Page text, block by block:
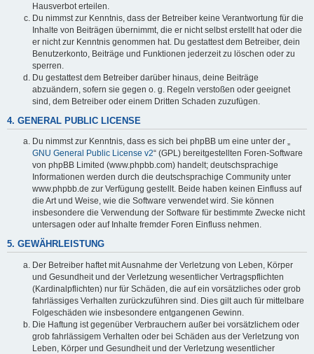
Hausverbot erteilen.
Du nimmst zur Kenntnis, dass der Betreiber keine Verantwortung für die
Inhalte von Beiträgen übernimmt, die er nicht selbst erstellt hat oder die
er nicht zur Kenntnis genommen hat. Du gestattest dem Betreiber, dein
Benutzerkonto, Beiträge und Funktionen jederzeit zu löschen oder zu
sperren.
Du gestattest dem Betreiber darüber hinaus, deine Beiträge
abzuändern, sofern sie gegen o. g. Regeln verstoßen oder geeignet
sind, dem Betreiber oder einem Dritten Schaden zuzufügen.
4. GENERAL PUBLIC LICENSE
Du nimmst zur Kenntnis, dass es sich bei phpBB um eine unter der „
GNU General Public License v2“ (GPL) bereitgestellten Foren-Software
von phpBB Limited (www.phpbb.com) handelt; deutschsprachige
Informationen werden durch die deutschsprachige Community unter
www.phpbb.de zur Verfügung gestellt. Beide haben keinen Einfluss auf
die Art und Weise, wie die Software verwendet wird. Sie können
insbesondere die Verwendung der Software für bestimmte Zwecke nicht
untersagen oder auf Inhalte fremder Foren Einfluss nehmen.
5. GEWÄHRLEISTUNG
Der Betreiber haftet mit Ausnahme der Verletzung von Leben, Körper
und Gesundheit und der Verletzung wesentlicher Vertragspflichten
(Kardinalpflichten) nur für Schäden, die auf ein vorsätzliches oder grob
fahrlässiges Verhalten zurückzuführen sind. Dies gilt auch für mittelbare
Folgeschäden wie insbesondere entgangenen Gewinn.
Die Haftung ist gegenüber Verbrauchern außer bei vorsätzlichem oder
grob fahrlässigem Verhalten oder bei Schäden aus der Verletzung von
Leben, Körper und Gesundheit und der Verletzung wesentlicher